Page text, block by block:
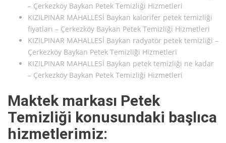
– Çerkezköy Baykan Petek Temizliği Hizmetleri
KIZILPINAR MAHALLESİ Baykan kalorifer petek temizliği
fiyatları – Çerkezköy Baykan Petek Temizliği Hizmetleri
KIZILPINAR MAHALLESİ Baykan radyatör petek temizliği –
Çerkezköy Baykan Petek Temizliği Hizmetleri
KIZILPINAR MAHALLESİ Baykan petek temizliği ne kadar
– Çerkezköy Baykan Petek Temizliği Hizmetleri
Maktek markası Petek
Temizliği konusundaki başlıca
hizmetlerimiz: